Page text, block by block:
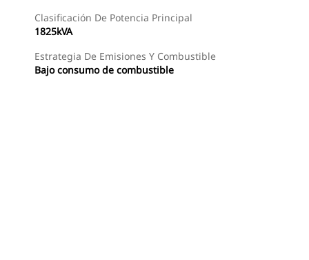
Clasificación De Potencia Principal
1825kVA
Estrategia De Emisiones Y Combustible
Bajo consumo de combustible